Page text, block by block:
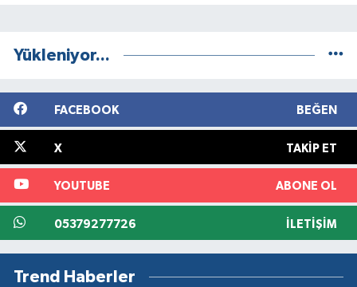
Yükleniyor...
FACEBOOK BEĞEN
X TAKIP ET
YOUTUBE ABONE OL
05379277726 İLETIŞIM
Trend Haberler